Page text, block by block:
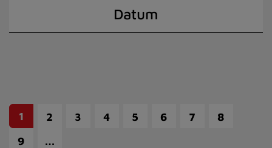
Datum
1 2 3 4 5 6 7
8
9
…